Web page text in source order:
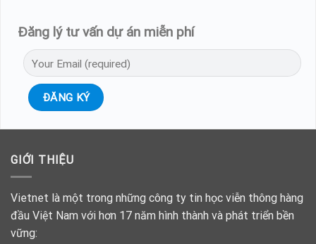
Đăng lý tư vấn dự án miễn phí
GIỚI THIỆU
Vietnet là một trong những công ty tin học viễn thông hàng
đầu Việt Nam với hơn 17 năm hình thành và phát triển bền
vững: